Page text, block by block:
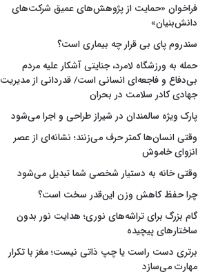
فراخوان «حمایت از پژوهش‌های عمیق شرکت‌های
دانش‌بنیان»
سندروم پای بی قرار چه بیماری است؟
حمله به ورزشگاه لامرد، جنایتی آشکار علیه مردم
بی‌دفاع و فاجعه‌ای انسانی است/ قدردانی از مدیریت
جهادی کادر سلامت در بحران
پارک ویژه سالمندان در شیراز طراحی و اجرا می‌شود
وقتی انسان‌ها کمتر حرف می‌زنند؛ نشانه‌ای از عصر
انزوای خاموش
وقتی خانه به دستیار شخصی شما تبدیل می‌شود
چرا حفظ کاهش وزن این‌قدر سخت است؟
گام بزرگ برای تراشه‌های نوری؛ هدایت نور بدون
ساختارهای پیچیده
برتری دست راست یا چپ ذاتی نیست؛ مغز با تکرار
مهارت می‌سازد